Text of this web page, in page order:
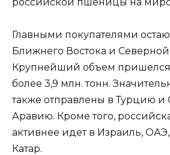
Главными покупателями
Ближнего Востока и
Крупнейший объем пришелся
более 3,9 млн. тонн.
также отправлены в Турцию и
Аравию. Кроме того,
активнее идет в Израиль,
Катар.